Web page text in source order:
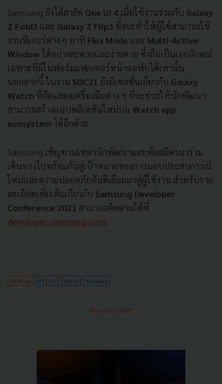
Samsung ยังได้สาธิต One UI 4 เมื่อใช้งานร่วมกับ Galaxy
Z Fold3 และ Galaxy Z Flip3 ซึ่งจะทำให้ผู้ใช้สามารถใช้
งานฟีเจอร์ต่าง ๆ อาทิ Flex Mode และ Multi-Active
Window ได้อย่างสะดวกและง่ายดาย ซึ่งถือเป็นเอกลักษณ์
เฉพาะที่มีในฟอร์มแฟกเตอร์หน้าจอพับได้เท่านั้น
นอกจากนี้ ในงาน SDC21 ยังมีเซสชั่นเกี่ยวกับ Galaxy
Watch ที่จัดแสดงเครื่องมือต่าง ๆ ที่จะช่วยให้นักพัฒนา
สามารถสร้างแอปพลิเคชันใหม่บน Watch app
ecosystem ได้อีกด้วย
Samsung เชิญชวนเหล่านักพัฒนาและพันธมิตรมาร่วม
เดินทางไปพร้อมกันสู่เป้าหมายของการมอบประสบการณ์
ใหม่และความปลอดภัยอันดีเยี่ยมมาสู่ผู้ใช้งาน สำหรับราย
ละเอียดเพิ่มเติมเกี่ยวกับ Samsung Developer
Conference 2021 สามารถติดตามได้ที่
developer.samsung.com
PR News AI IoT SDC21 Samsung
No comment